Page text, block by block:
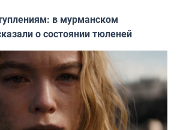
в мурманском
о состоянии тюленей